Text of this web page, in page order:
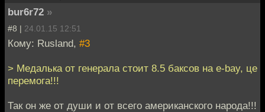
bur6r72 »
#8 | 24.01.15 12:51
Кому: Rusland, #3
> Медалька от генерала стоит 8.5 баксов на e-bay, це
перемога!!!
Так он же от души и от всего американского народа!!!